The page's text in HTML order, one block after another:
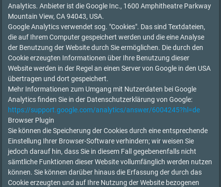
Analytics. Anbieter ist die Google Inc., 1600 Amphitheatre Parkway
Mountain View, CA 94043, USA.
Google Analytics verwendet sog. "Cookies". Das sind Textdateien,
die auf Ihrem Computer gespeichert werden und die eine Analyse
der Benutzung der Website durch Sie ermöglichen. Die durch den
Cookie erzeugten Informationen über Ihre Benutzung dieser
Website werden in der Regel an einen Server von Google in den USA
übertragen und dort gespeichert.
Mehr Informationen zum Umgang mit Nutzerdaten bei Google
Analytics finden Sie in der Datenschutzerklärung von Google:
https://support.google.com/analytics/answer/6004245?hl=de
Browser Plugin
Sie können die Speicherung der Cookies durch eine entsprechende
Einstellung Ihrer Browser-Software verhindern; wir weisen Sie
jedoch darauf hin, dass Sie in diesem Fall gegebenenfalls nicht
sämtliche Funktionen dieser Website vollumfänglich werden nutzen
können. Sie können darüber hinaus die Erfassung der durch das
Cookie erzeugten und auf Ihre Nutzung der Website bezogenen